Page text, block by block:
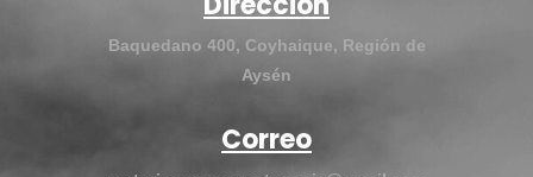
Baquedano 400, Coyhaique, Región de
Aysén
Correo